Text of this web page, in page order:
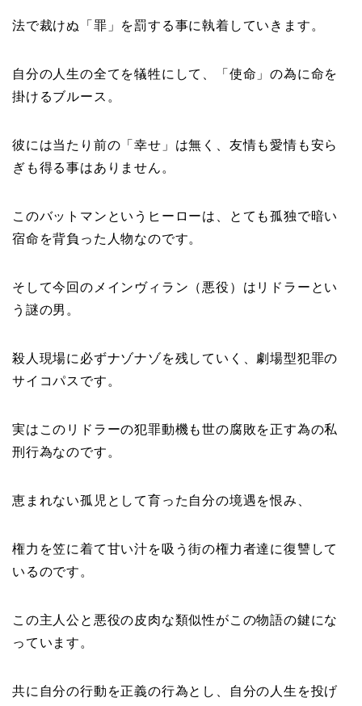
法で裁けぬ「罪」を罰する事に執着していきます。
自分の人生の全てを犠牲にして、「使命」の為に命を
掛けるブルース。
彼には当たり前の「幸せ」は無く、友情も愛情も安ら
ぎも得る事はありません。
このバットマンというヒーローは、とても孤独で暗い
宿命を背負った人物なのです。
そして今回のメインヴィラン（悪役）はリドラーとい
う謎の男。
殺人現場に必ずナゾナゾを残していく、劇場型犯罪の
サイコパスです。
実はこのリドラーの犯罪動機も世の腐敗を正す為の私
刑行為なのです。
恵まれない孤児として育った自分の境遇を恨み、
権力を笠に着て甘い汁を吸う街の権力者達に復讐して
いるのです。
この主人公と悪役の皮肉な類似性がこの物語の鍵にな
っています。
共に自分の行動を正義の行為とし、自分の人生を投げ